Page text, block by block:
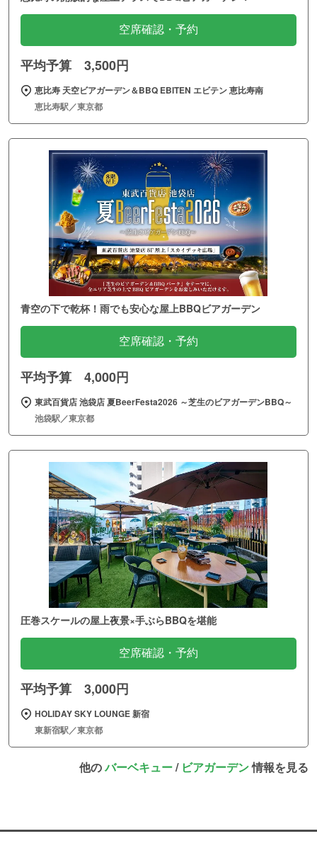
空席確認・予約
平均予算 3,500円
恵比寿 天空ビアガーデン＆BBQ EBITEN エビテン 恵比寿南
恵比寿駅／東京都
青空の下で乾杯！雨でも安心な屋上BBQビアガーデン
空席確認・予約
平均予算 4,000円
東武百貨店 池袋店 夏BeerFesta2026 ～芝生のビアガーデンBBQ～
池袋駅／東京都
圧巻スケールの屋上夜景×手ぶらBBQを堪能
空席確認・予約
平均予算 3,000円
HOLIDAY SKY LOUNGE 新宿
東新宿駅／東京都
他のバーベキュー/ ビアガーデン情報を見る